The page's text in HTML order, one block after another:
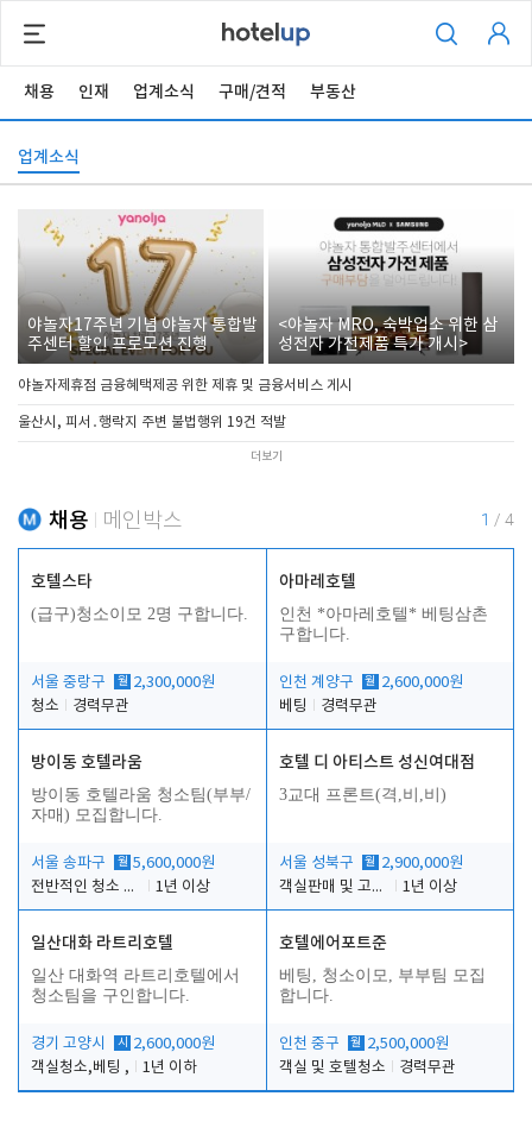
채용 인재 업계소식 구매/견적 부동산
업계소식
야놀자17주년 기념 야놀자 통합발
주센터 할인 프로모션 진행
<야놀자 MRO, 숙박업소 위한 삼
성전자 가전제품 특가 개시>
야놀자제휴점 금융혜택제공 위한 제휴 및 금융서비스 게시
울산시, 피서․행락지 주변 불법행위 19건 적발
더보기
채용 메인박스 1 / 4
호텔스타
(급구)청소이모 2명 구합니다.
서울 중랑구 월 2,300,000원
청소
경력무관
아마레호텔
인천 *아마레호텔* 베팅삼촌
구합니다.
인천 계양구 월 2,600,000원
베팅
경력무관
방이동 호텔라움
방이동 호텔라움 청소팀(부부/
자매) 모집합니다.
서울 송파구 월 5,600,000원
전반적인 청소 업무(객실청소.객실정리)
1년 이상
호텔 디 아티스트 성신여대점
3교대 프론트(격,비,비)
서울 성북구 월 2,900,000원
객실판매 및 고객응대
1년 이상
일산대화 라트리호텔
일산 대화역 라트리호텔에서
청소팀을 구인합니다.
경기 고양시 시
2,600,000원
객실청소,베팅 ,
1년 이하
호텔에어포트준
베팅, 청소이모, 부부팀 모집
합니다.
인천 중구 월 2,500,000원
객실 및 호텔청소
경력무관